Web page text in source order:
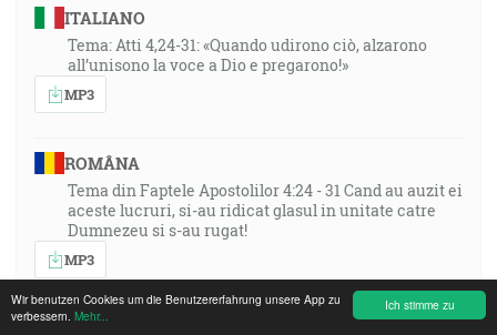
Ich stimme zu
Wir benutzen Cookies um die Benutzererfahrung unsere App zu
verbessern. Mehr...
ITALIANO
Tema: Atti 4,24-31: «Quando udirono ciò, alzarono
all’unisono la voce a Dio e pregarono!»
MP3
ROMÂNA
Tema din Faptele Apostolilor 4:24 - 31 Cand au auzit ei
aceste lucruri, si-au ridicat glasul in unitate catre
Dumnezeu si s-au rugat!
MP3